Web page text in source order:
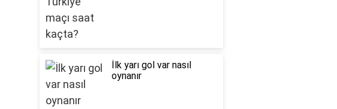
İlk yarı gol var nasıl
oynanır